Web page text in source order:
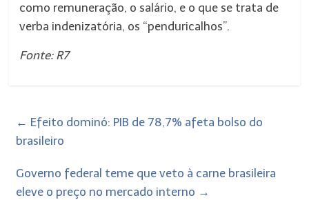
como remuneração, o salário, e o que se trata de
verba indenizatória, os “penduricalhos”.
Fonte: R7
← Efeito dominó: PIB de 78,7% afeta bolso do
brasileiro
Governo federal teme que veto à carne brasileira
eleve o preço no mercado interno →